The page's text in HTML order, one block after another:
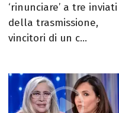
‘rinunciare’ a tre inviati
della trasmissione,
vincitori di un c...